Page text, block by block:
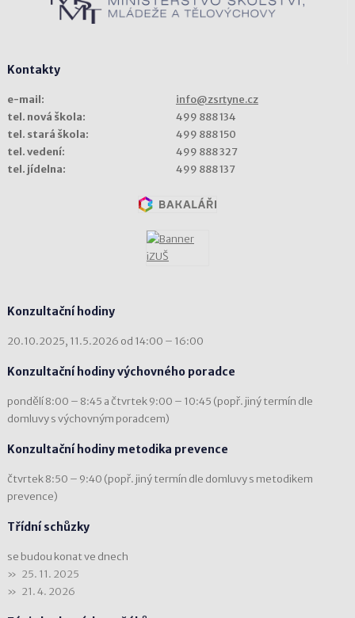
Kontakty
e-mail:
info@zsrtyne.cz
tel. nová škola:
499 888 134
tel. stará škola:
499 888 150
tel. vedení:
499 888 327
tel. jídelna:
499 888 137
Konzultační hodiny
20.10.2025, 11.5.2026 od 14:00 – 16:00
Konzultační hodiny výchovného poradce
pondělí 8:00 – 8:45 a čtvrtek 9:00 – 10:45 (popř. jiný termín dle
domluvy s výchovným poradcem)
Konzultační hodiny metodika prevence
čtvrtek 8:50 – 9:40 (popř. jiný termín dle domluvy s metodikem
prevence)
Třídní schůzky
se budou konat ve dnech
25. 11. 2025
21. 4. 2026